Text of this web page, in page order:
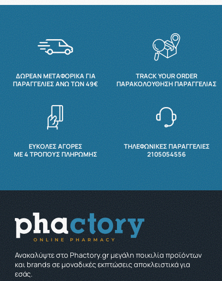
ΔΩΡΕΆΝ ΜΕΤΑΦΟΡΙΚΆ ΓΙΑ
ΠΑΡΑΓΓΕΛΊΕΣ ΆΝΩ ΤΩΝ 49€
TRACK YOUR ORDER
ΠΑΡΑΚΟΛΟΎΘΗΣΗ ΠΑΡΑΓΓΕΛΊΑΣ
ΕΥΚΟΛΕΣ ΑΓΟΡΕΣ
ΜΕ 4 ΤΡΌΠΟΥΣ ΠΛΗΡΩΜΉΣ
ΤΗΛΕΦΩΝΙΚΕΣ ΠΑΡΑΓΓΕΛΙΕΣ
2105054556
Ανακαλύψτε στο Phactory.gr μεγάλη ποικιλία προϊόντων
και brands σε μοναδικές εκπτώσεις αποκλειστικά για
εσάς.